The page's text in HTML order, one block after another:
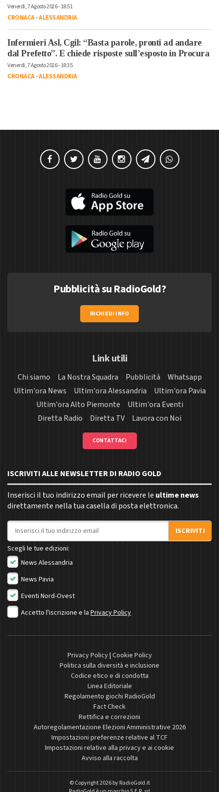
Venerdì, 7 Agosto 2026 - 18:51
CRONACA-ALESSANDRIA
Infermieri Asl, Cgil: “Basta parole, pronti ad andare
dal Prefetto”. E chiede risposte sull’esposto in Procura
Venerdì, 7 Agosto 2026 - 18:35
CRONACA-ALESSANDRIA
Pubblicità su RadioGold?
RICHIEDI INFO
Link utili
Chi siamo La Nostra Squadra Pubblicità
Whatsapp
Ultim'ora News
Ultim'ora Alessandria
Ultim'ora Pavia
Ultim'ora Alto Piemonte
Ultim'ora Eventi
Diretta Radio
Diretta TV Lavora con Noi
CONTATTACI
ISCRIVITI ALLE NEWSLETTER DI RADIO GOLD
Inserisci il tuo indirizzo email per ricevere le ultime news
direttamente nella tua casella di posta elettronica.
Indirizzo email
ISCRIVITI
Scegli le tue edizioni:
News Alessandria
News Pavia
Eventi Nord-Ovest
Accetto l'iscrizione e la Privacy Policy
Privacy Policy| Cookie Policy
Politica sulla diversità e inclusione
Codice etico e di condotta
Linea Editoriale
Regolamento giochi RadioGold
Fact Check
Rettifica e correzioni
Autoregolamentazione Elezioni Amministrative 2026
Impostazioni preferenze relative al TCF
Impostazioni relative alla privacy e ai cookie
Avviso alla raccolta
© Copyright 2026 byRadioGold.it